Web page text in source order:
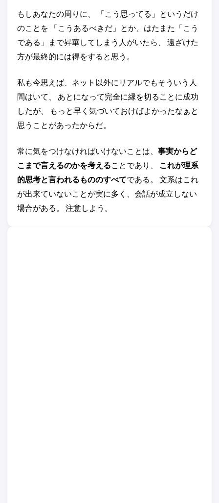
もしあなたの周りに、 「こう思ってる」というだけ
のことを 「こうあるべきだ」とか、はたまた「こう
である」まで昇華してしまう人がいたら、 遠ざけた
方が最終的には得をすると思う。
私も今思えば、ネット以外にリアルでもそういう人
間はいて、 あとになって完全に縁を切ることに成功
したが、 もっと早く気づいておけばよかったなぁと
思うことがあったからだ。
常に気をつけなければいけないことは、 事実からど
こまで言えるのかを考えることであり、 これが理系
的思考と言われるもののすべてである。 文系はこれ
が出来ていないことが実に多く、会話が成立しない
場合がある。 注意しよう。